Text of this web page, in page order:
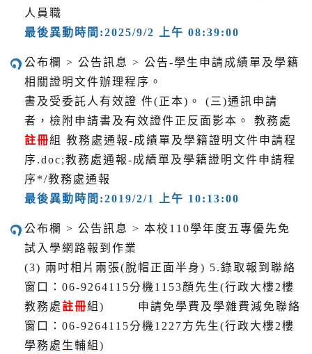
人員職
最後異動時間:2025/9/2 上午 08:39:00
公布欄 > 公告訊息 > 公告-學生申請成績單及學籍
相關證明文件辦理程序。
書及受委託人有效證 件(正本)。 (三)通訊申請
者，檢附申請書及有效證件正反面影本。 教務處
註冊組 教務處通報-成績單及學籍證明文件申請程
序.doc;教務處通報-成績單及學籍證明文件申請程
序*/教務處通報
最後異動時間:2019/2/1 上午 10:13:00
公布欄 > 公告訊息 > 本校110學年度五專優先免
試入學網路報到作業
(3) 兩吋相片兩張(脫帽正面半身) 5.錄取報到聯絡
窗口：06-9264115分機1153顏先生(行政大樓2樓
教務處註冊組) 申請免學費及學雜費減免聯絡
窗口：06-9264115分機1227方先生(行政大樓2樓
學務處生輔組)